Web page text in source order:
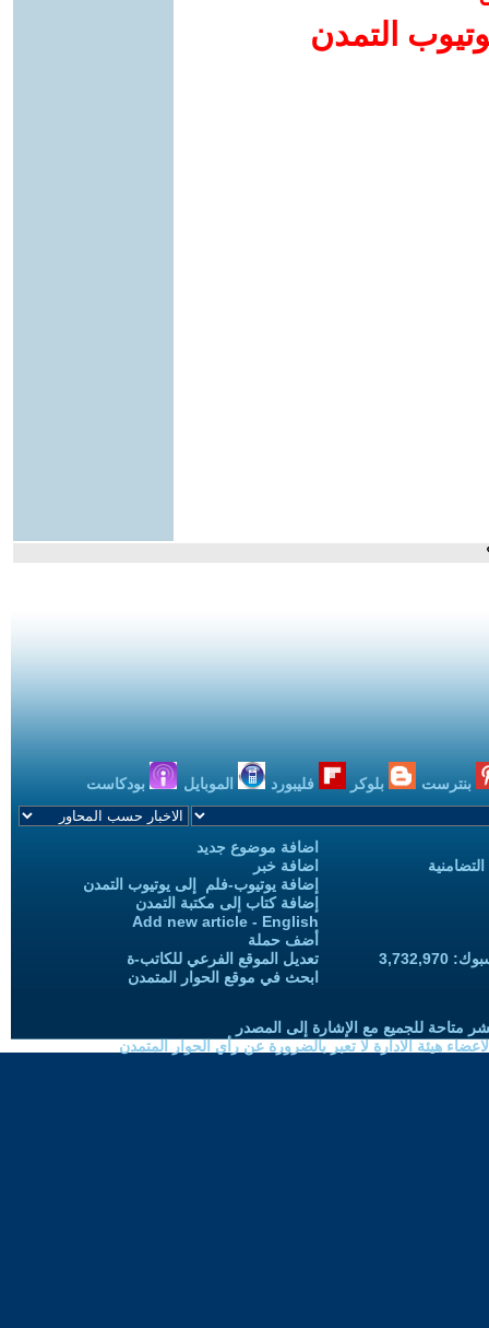
التمدن
بنترست بلوكر فليبورد الموبايل بودكاست
اضافة موضوع جديد
اضافة خبر
إضافة يوتيوب-فلم إلى يوتيوب التمدن
إضافة كتاب إلى مكتبة التمدن
Add new article - English
أضف حملة
تعديل الموقع الفرعي للكاتب-ة
ابحث في موقع الحوار المتمدن
متاحة للجميع مع الإشارة إلى المصدر
هيئة الادارة لا تعبر بالضرورة عن رأي الحوار المتمدن